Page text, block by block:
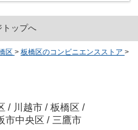
トップへ
区 > 板橋区のコンビニエンスストア >
/ 川越市 / 板橋区 /
市中央区 / 三鷹市